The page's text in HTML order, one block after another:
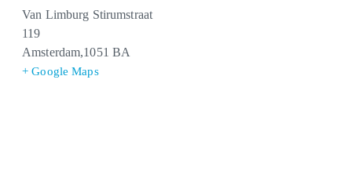
Van Limburg Stirumstraat
119
Amsterdam,1051 BA
+ Google Maps